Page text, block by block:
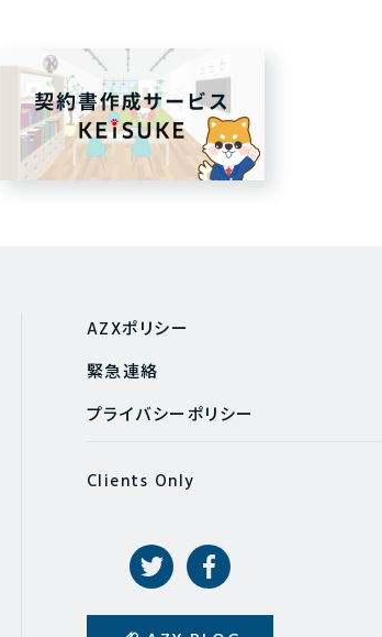
AZXポリシー
緊急連絡
プライバシーポリシー
Clients Only